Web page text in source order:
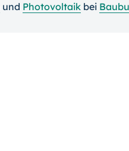
und Photovoltaik bei